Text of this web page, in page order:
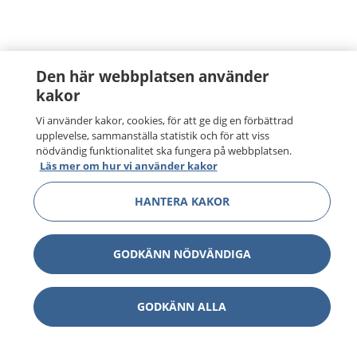
Den här webbplatsen använder
kakor
Vi använder kakor, cookies, för att ge dig en förbättrad
upplevelse, sammanställa statistik och för att viss
nödvändig funktionalitet ska fungera på webbplatsen.
Läs mer om hur vi använder kakor
HANTERA KAKOR
GODKÄNN NÖDVÄNDIGA
GODKÄNN ALLA